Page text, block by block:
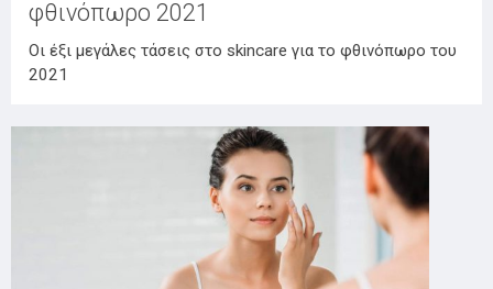
φθινόπωρο 2021
Οι έξι μεγάλες τάσεις στο skincare για το φθινόπωρο του
2021